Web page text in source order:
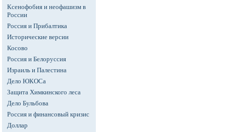
Ксенофобия и неофашизм в
России
Россия и Прибалтика
Исторические версии
Косово
Россия и Белоруссия
Израиль и Палестина
Дело ЮКОСа
Защита Химкинского леса
Дело Бульбова
Россия и финансовый кризис
Доллар